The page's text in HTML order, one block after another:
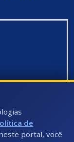
de
portal, você